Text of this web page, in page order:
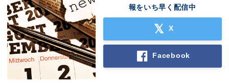
報をいち早く配信中
X
Facebook